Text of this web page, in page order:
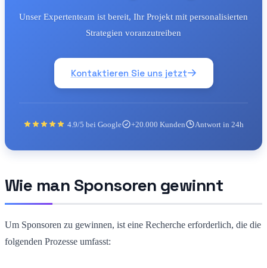
Unser Expertenteam ist bereit, Ihr Projekt mit personalisierten
Strategien voranzutreiben
Kontaktieren Sie uns jetzt
4.9/5 bei Google +20.000 Kunden Antwort in 24h
Wie man Sponsoren gewinnt
Um Sponsoren zu gewinnen, ist eine Recherche erforderlich, die die
folgenden Prozesse umfasst: